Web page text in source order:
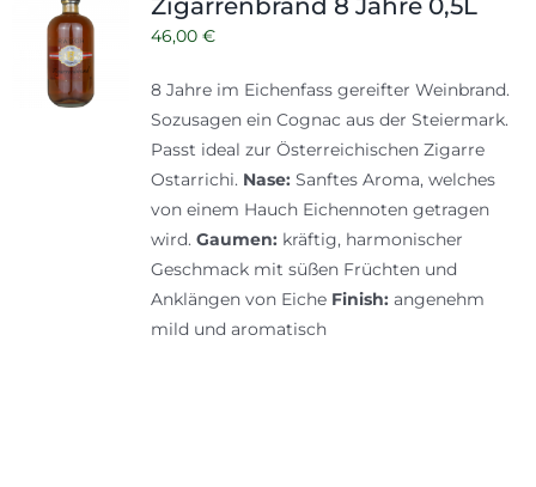
Zigarrenbrand 8 Jahre 0,5L
46,00 €
8 Jahre im Eichenfass gereifter Weinbrand.
Sozusagen ein Cognac aus der Steiermark.
Passt ideal zur Österreichischen Zigarre
Ostarrichi. Nase:Sanftes Aroma, welches
von einem Hauch Eichennoten getragen
wird. Gaumen:kräftig, harmonischer
Geschmack mit süßen Früchten und
Anklängen von Eiche Finish:angenehm
mild und aromatisch